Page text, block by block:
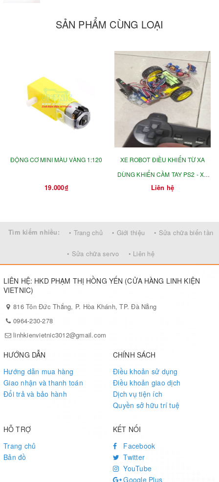
SẢN PHẨM CÙNG LOẠI
ĐỘNG CƠ MINI MÀU VÀNG 1:120
19.000₫
XE ROBOT ĐIỀU KHIỂN TỪ XA
DÙNG KHIỂN CẦM TAY PS2 - XE
ROBOT ĐIỀU KHIỂN
Liên hệ
Tìm kiếm nhiều: • Trang chủ • Giới thiệu • Sửa chữa biến tần
• Sửa chữa servo • Liên hệ
LIÊN HỆ: HKD PHẠM THỊ HỒNG YẾN (CỬA HÀNG LINH KIỆN
VIETNIC)
816 Tôn Đức Thắng, P. Hòa Khánh, TP. Đà Nẵng
0964-230-278
linhkienvietnic3012@gmail.com
HƯỚNG DẪN
Hướng dẫn mua hàng
Giao nhận và thanh toán
Đổi trả và bảo hành
CHÍNH SÁCH
Điều khoản sử dụng
Điều khoản giao dịch
Dịch vụ tiện ích
Quyền sở hữu trí tuệ
HỖ TRỢ
Trang chủ
Bản đồ
KẾT NỐI
Facebook
Twitter
YouTube
Google Plus